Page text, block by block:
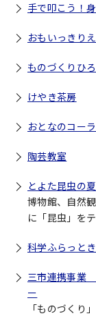
手で叩こう！
おもいっきり
ものづくりひ
けやき茶房
おとなのコー
陶芸教室
とよた昆虫の
博物館、自然
に「昆虫」を
科学ふらっと
三市連携事業
ー
「ものづくり